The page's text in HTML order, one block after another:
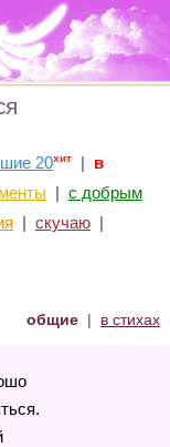
20хит| в
| с добрым
| скучаю|
общие | в стихах